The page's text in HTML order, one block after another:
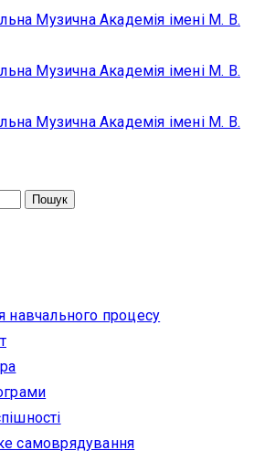
навчального процесу
самоврядування